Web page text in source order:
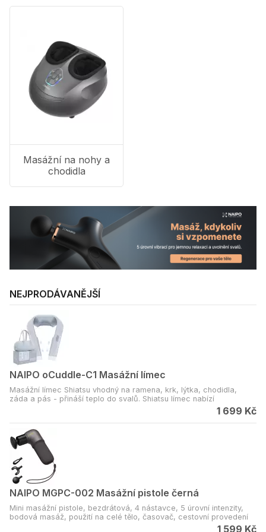
Masážní na nohy a
chodidla
NEJPRODÁVANĚJŠÍ
NAIPO oCuddle-C1 Masážní límec
Masážní límec Shiatsu vhodný na ramena, krk, lýtka, chodidla,
záda a pás - přináší teplo do svalů. Shiatsu límec nabízí
nastavitelné popruhy s patentovanou technologii, 8 hloubkových
masážních uzlů a 3 rychlostní stupně. Materiál: prodyšná a odolná
tkanina, tichý provoz, praktická přepravní taška.
1 699 Kč
NAIPO MGPC-002 Masážní pistole černá
Mini masážní pistole, bezdrátová, 4 nástavce, 5 úrovní intenzity,
bodová masáž, použití na celé tělo, časovač, cestovní provedení
1 599 Kč